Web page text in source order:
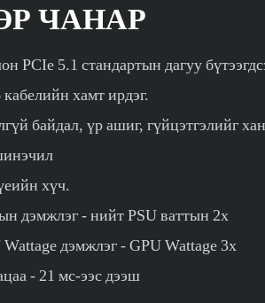
ЧАНАР
PCIe 5.1 стандартын дагуу
хамт ирдэг.
байдал, үр ашиг, гүйцэтгэлийг
хүч.
дэмжлэг - нийт PSU ваттын 2x
дэмжлэг - GPU Wattage 3x
- 21 мс-ээс дээш